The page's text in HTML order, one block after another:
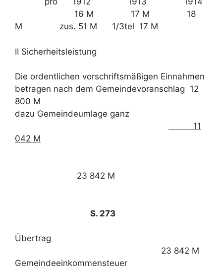
16 M 17 M 18
M zus. 51 M 1/3tel 17 M
II Sicherheitsleistung
Die ordentlichen vorschriftsmäßigen Einnahmen
betragen nach dem Gemeindevoranschlag 12
800 M
dazu Gemeindeumlage ganz
11
042 M
23 842 M
S. 273
Übertrag
23 842 M
Gemeindeeinkommensteuer